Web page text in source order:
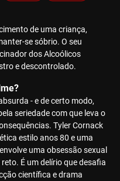
de uma criança,
se sóbrio. O seu
dos Alcoólicos
e descontrolado.
- e de certo modo,
seriedade com que leva o
Tyler Cornack
estilo anos 80 e uma
uma obsessão sexual
É um delírio que desafia
científica e drama